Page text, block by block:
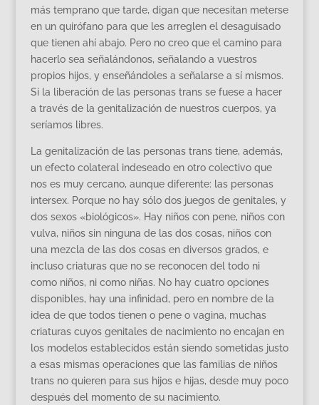
más temprano que tarde, digan que necesitan meterse
en un quirófano para que les arreglen el desaguisado
que tienen ahí abajo. Pero no creo que el camino para
hacerlo sea señalándonos, señalando a vuestros
propios hijos, y enseñándoles a señalarse a sí mismos.
Si la liberación de las personas trans se fuese a hacer
a través de la genitalización de nuestros cuerpos, ya
seríamos libres.
La genitalización de las personas trans tiene, además,
un efecto colateral indeseado en otro colectivo que
nos es muy cercano, aunque diferente: las personas
intersex. Porque no hay sólo dos juegos de genitales, y
dos sexos «biológicos». Hay niños con pene, niños con
vulva, niños sin ninguna de las dos cosas, niños con
una mezcla de las dos cosas en diversos grados, e
incluso criaturas que no se reconocen del todo ni
como niños, ni como niñas. No hay cuatro opciones
disponibles, hay una infinidad, pero en nombre de la
idea de que todos tienen o pene o vagina, muchas
criaturas cuyos genitales de nacimiento no encajan en
los modelos establecidos están siendo sometidas justo
a esas mismas operaciones que las familias de niños
trans no quieren para sus hijos e hijas, desde muy poco
después del momento de su nacimiento.